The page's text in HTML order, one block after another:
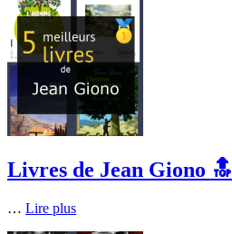
Livres de Jean Giono 🔝
… Lire plus